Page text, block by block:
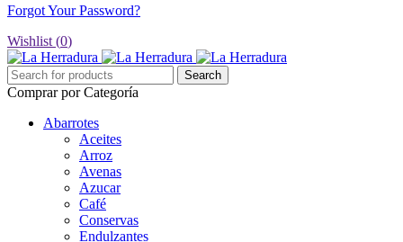
Forgot Your Password?
Wishlist (0)
Comprar por Categoría
Abarrotes
Aceites
Arroz
Avenas
Azucar
Café
Conservas
Endulzantes